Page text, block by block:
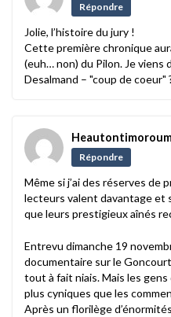
Répondre
Jolie, l’histoire du jury !
Cette première chronique
(euh… non) du Pilon. Je viens
Desalmand – "coup de
Répondre
Même si j’ai des réserves de
lecteurs valent davantage et
que leurs prestigieux aînés
Entrevu dimanche 19
documentaire sur le
tout à fait niais. Mais les
plus cyniques que les
Après un florilège